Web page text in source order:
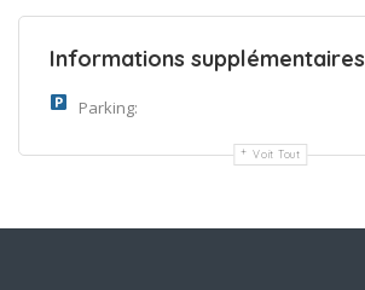
Informations supplémentaires
Parking:
Voit Tout